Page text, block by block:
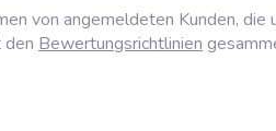
von angemeldeten Kunden,
den Bewertungsrichtlinien